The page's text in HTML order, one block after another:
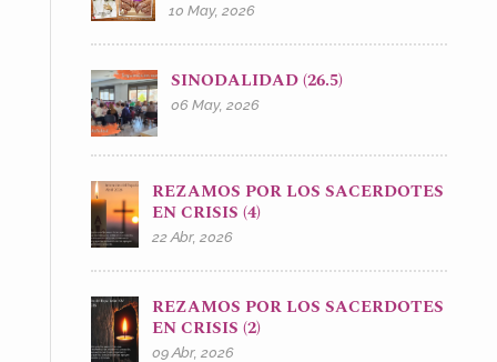
10 May, 2026
SINODALIDAD (26.5)
06 May, 2026
REZAMOS POR LOS SACERDOTES
EN CRISIS (4)
22 Abr, 2026
REZAMOS POR LOS SACERDOTES
EN CRISIS (2)
09 Abr, 2026